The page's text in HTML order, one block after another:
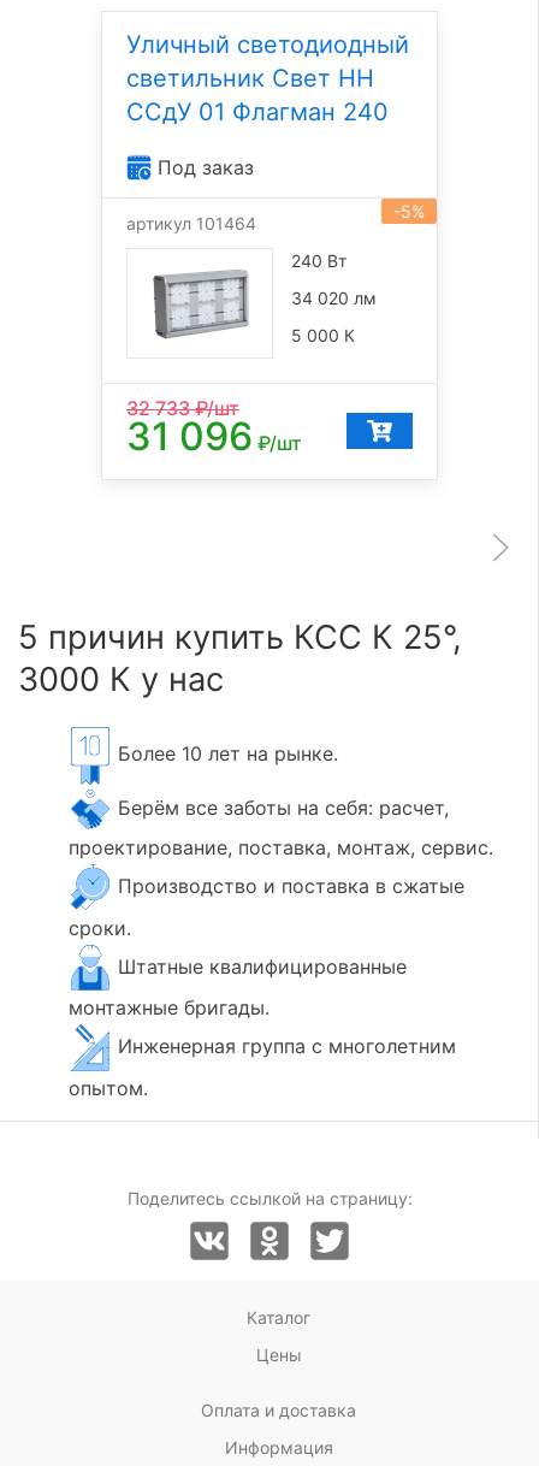
Уличный светодиодный
светильник Свет НН
ССдУ 01 Флагман 240
Под заказ
-5%
артикул 101464
240 Вт
34 020 лм
5 000 К
32 733₽/шт
31 096 ₽/шт
5 причин купить КСС К 25°,
3000 К у нас
Более 10 лет на рынке.
Берём все заботы на себя: расчет,
проектирование, поставка, монтаж, сервис.
Производство и поставка в сжатые
сроки.
Штатные квалифицированные
монтажные бригады.
Инженерная группа с многолетним
опытом.
Поделитесь ссылкой на страницу:
Каталог
Цены
Оплата и доставка
Информация